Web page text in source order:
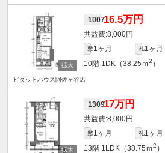
100716.5万円
8,000円
敷1ヶ月 礼1ヶ月
10階 1DK（38.25ｍ2 ）
ピタットハウス阿佐ヶ谷店
130917万円
8,000円
敷1ヶ月 礼1ヶ月
13階 1LDK（38.75ｍ2 ）